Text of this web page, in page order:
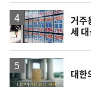
거주
세
영
상
대한